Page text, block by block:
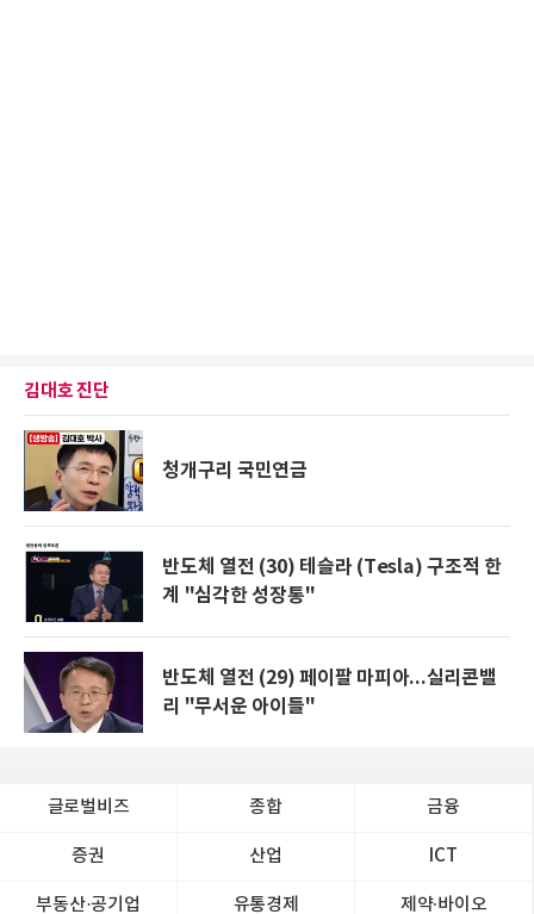
김대호 진단
청개구리 국민연금
반도체 열전 (30) 테슬라 (Tesla) 구조적 한
계 "심각한 성장통"
반도체 열전 (29) 페이팔 마피아...실리콘밸
리 "무서운 아이들"
글로벌비즈 종합 금융
증권 산업 ICT
부동산·공기업 유통경제 제약∙바이오